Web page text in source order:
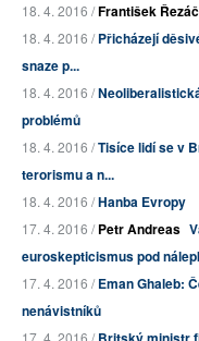
18. 4. 2016 /František Řezáč
18. 4. 2016 /Přicházejí
snaze p...
18. 4. 2016 /
problémů
18. 4. 2016 /Tisíce lidí se v
terorismu a n...
18. 4. 2016 /Hanba Evropy
17. 4. 2016 /Petr Andreas
euroskepticismus pod
17. 4. 2016 /Eman Ghaleb:
nenávistníků